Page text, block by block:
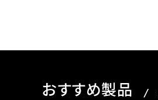
おすすめ製品